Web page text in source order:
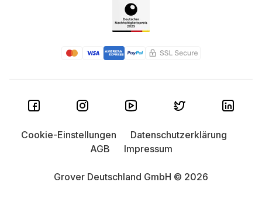
Grover Deutschland GmbH © 2026
Cookie-Einstellungen
Datenschutzerklärung
AGB
Impressum